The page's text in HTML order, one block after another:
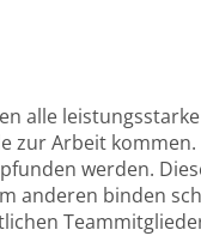
alle
zur Arbeit
werden.
anderen binden